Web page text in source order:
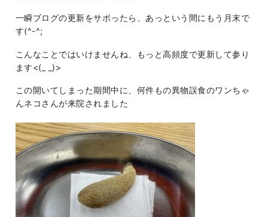
一瞬ブログの更新をサボったら、あっという間にもう月末で
す(^-^;
こんなことではいけませんね、もっと高頻度で更新して参り
ます<(_ _)>
この開いてしまった期間中に、何件もの異物誤食のワンちゃ
んネコさんが来院されました